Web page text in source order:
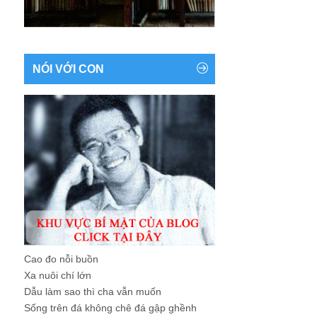
NÓI VỚI CON
Cao đo nỗi buồn
Xa nuôi chí lớn
Dẫu làm sao thì cha vẫn muốn
Sống trên đá không chê đá gập ghềnh